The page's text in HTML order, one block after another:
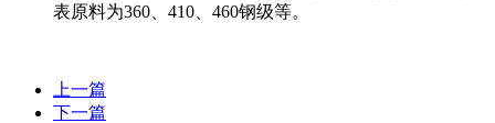
表原料为360、410、460钢级等。
上一篇
下一篇